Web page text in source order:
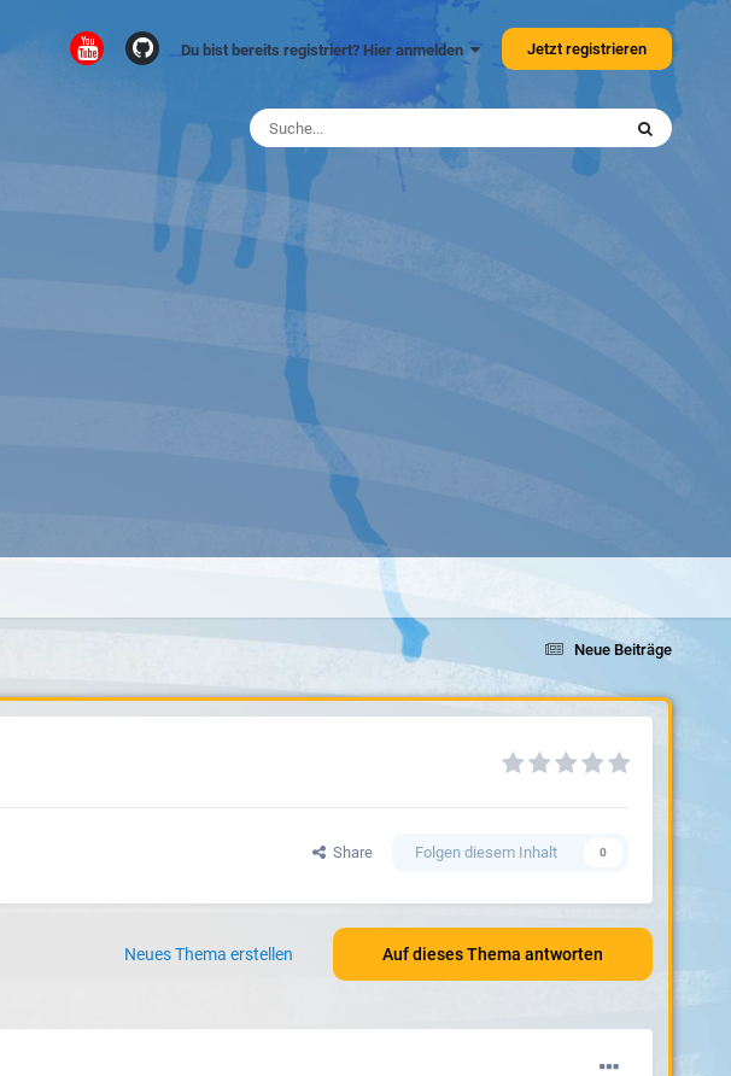
Du bist bereits registriert? Hier anmelden Jetzt registrieren
Neue Beiträge
Share Folgen diesem Inhalt 0
Auf dieses Thema antworten
Neues Thema erstellen